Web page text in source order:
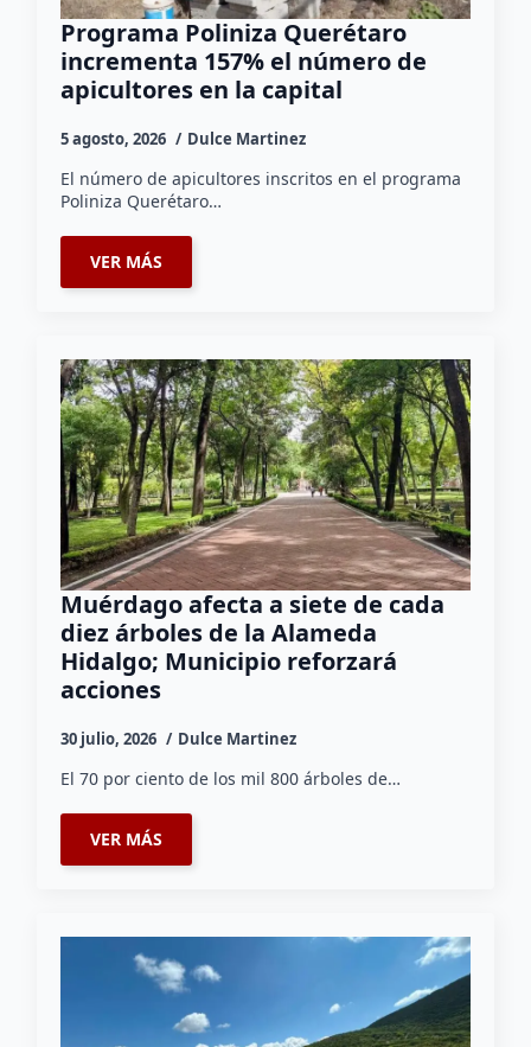
Programa Poliniza Querétaro
incrementa 157% el número de
apicultores en la capital
5 agosto, 2026 Dulce Martinez
El número de apicultores inscritos en el programa
Poliniza Querétaro…
VER MÁS
Muérdago afecta a siete de cada
diez árboles de la Alameda
Hidalgo; Municipio reforzará
acciones
30 julio, 2026 Dulce Martinez
El 70 por ciento de los mil 800 árboles de…
VER MÁS